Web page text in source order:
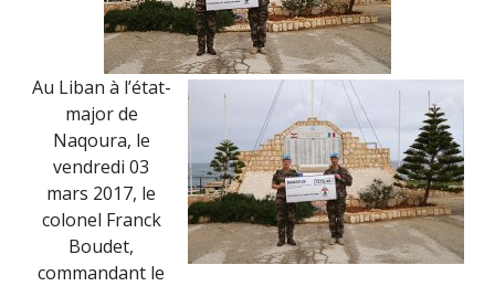
Au Liban à l’état-
major de
Naqoura, le
vendredi 03
mars 2017, le
colonel Franck
Boudet,
commandant le